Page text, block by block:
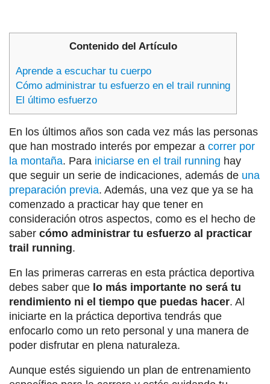
Contenido del Artículo
Aprende a escuchar tu cuerpo
Cómo administrar tu esfuerzo en el trail running
El último esfuerzo
En los últimos años son cada vez más las personas
que han mostrado interés por empezar a correr por
la montaña. Para iniciarse en el trail running hay
que seguir un serie de indicaciones, además de una
preparación previa. Además, una vez que ya se ha
comenzado a practicar hay que tener en
consideración otros aspectos, como es el hecho de
saber cómo administrar tu esfuerzo al practicar
trail running.
En las primeras carreras en esta práctica deportiva
debes saber que lo más importante no será tu
rendimiento ni el tiempo que puedas hacer. Al
iniciarte en la práctica deportiva tendrás que
enfocarlo como un reto personal y una manera de
poder disfrutar en plena naturaleza.
Aunque estés siguiendo un plan de entrenamiento